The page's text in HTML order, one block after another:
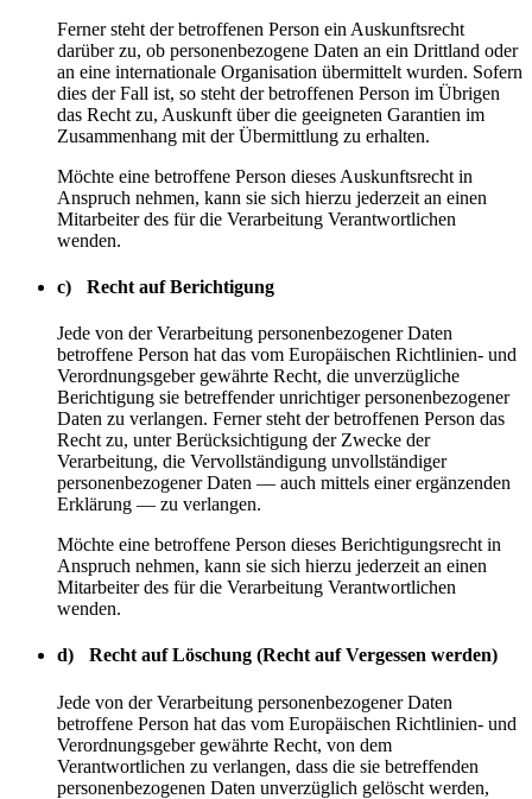
Ferner steht der betroffenen Person ein Auskunftsrecht
darüber zu, ob personenbezogene Daten an ein Drittland oder
an eine internationale Organisation übermittelt wurden. Sofern
dies der Fall ist, so steht der betroffenen Person im Übrigen
das Recht zu, Auskunft über die geeigneten Garantien im
Zusammenhang mit der Übermittlung zu erhalten.
Möchte eine betroffene Person dieses Auskunftsrecht in
Anspruch nehmen, kann sie sich hierzu jederzeit an einen
Mitarbeiter des für die Verarbeitung Verantwortlichen
wenden.
c) Recht auf Berichtigung
Jede von der Verarbeitung personenbezogener Daten
betroffene Person hat das vom Europäischen Richtlinien- und
Verordnungsgeber gewährte Recht, die unverzügliche
Berichtigung sie betreffender unrichtiger personenbezogener
Daten zu verlangen. Ferner steht der betroffenen Person das
Recht zu, unter Berücksichtigung der Zwecke der
Verarbeitung, die Vervollständigung unvollständiger
personenbezogener Daten — auch mittels einer ergänzenden
Erklärung — zu verlangen.
Möchte eine betroffene Person dieses Berichtigungsrecht in
Anspruch nehmen, kann sie sich hierzu jederzeit an einen
Mitarbeiter des für die Verarbeitung Verantwortlichen
wenden.
d) Recht auf Löschung (Recht auf Vergessen werden)
Jede von der Verarbeitung personenbezogener Daten
betroffene Person hat das vom Europäischen Richtlinien- und
Verordnungsgeber gewährte Recht, von dem
Verantwortlichen zu verlangen, dass die sie betreffenden
personenbezogenen Daten unverzüglich gelöscht werden,